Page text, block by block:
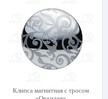
Клипса магнитная с тросом